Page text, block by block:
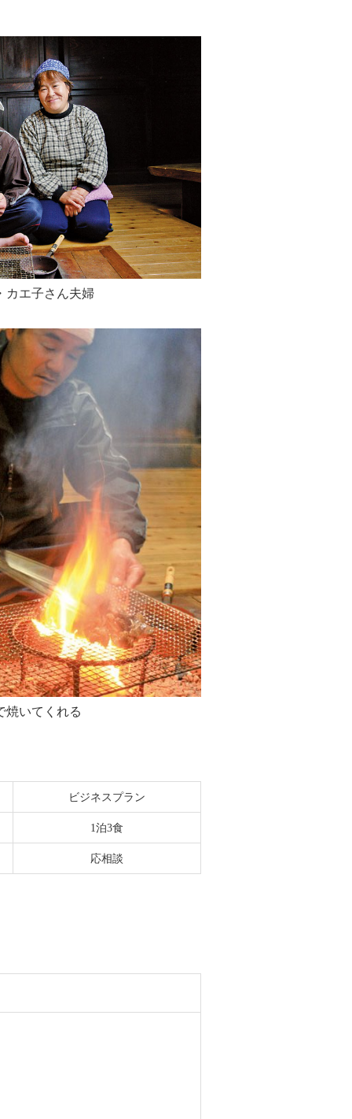
カエ子さん夫婦
焼いてくれる
ビジネスプラン
1泊3食
応相談